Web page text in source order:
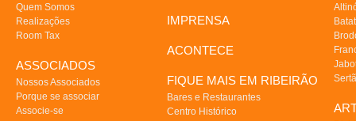
Quem Somos
Realizações
Room Tax
ASSOCIADOS
Nossos Associados
Porque se associar
Associe-se
IMPRENSA
ACONTECE
FIQUE MAIS EM RIBEIRÃO
Bares e Restaurantes
Centro Histórico